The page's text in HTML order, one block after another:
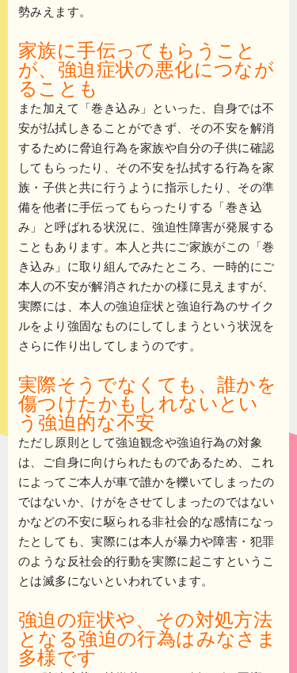
勢みえます。
家族に手伝ってもらうこと
が、強迫症状の悪化につなが
ることも
また加えて「巻き込み」といった、自身では不
安が払拭しきることができず、その不安を解消
するために脅迫行為を家族や自分の子供に確認
してもらったり、その不安を払拭する行為を家
族・子供と共に行うように指示したり、その準
備を他者に手伝ってもらったりする「巻き込
み」と呼ばれる状況に、強迫性障害が発展する
こともあります。本人と共にご家族がこの「巻
き込み」に取り組んでみたところ、一時的にご
本人の不安が解消されたかの様に見えますが、
実際には、本人の強迫症状と強迫行為のサイク
ルをより強固なものにしてしまうという状況を
さらに作り出してしまうのです。
実際そうでなくても、誰かを
傷つけたかもしれないとい
う強迫的な不安
ただし原則として強迫観念や強迫行為の対象
は、ご自身に向けられたものであるため、これ
によってご本人が車で誰かを轢いてしまったの
ではないか、けがをさせてしまったのではない
かなどの不安に駆られる非社会的な感情になっ
たとしても、実際には本人が暴力や障害・犯罪
のような反社会的行動を実際に起こすというこ
とは滅多にないといわれています。
強迫の症状や、その対処方法
となる強迫の行為はみなさま
多様です